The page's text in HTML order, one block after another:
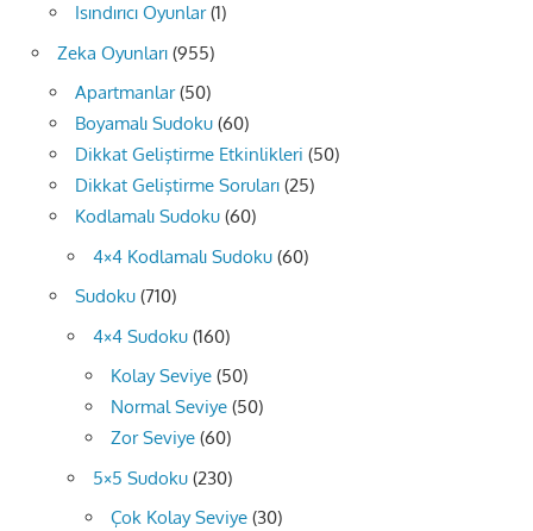
Isındırıcı Oyunlar(1)
Zeka Oyunları (955)
Apartmanlar(50)
Boyamalı Sudoku (60)
Dikkat Geliştirme Etkinlikleri (50)
Dikkat Geliştirme Soruları (25)
Kodlamalı Sudoku (60)
4×4 Kodlamalı Sudoku (60)
Sudoku (710)
4×4 Sudoku (160)
Kolay Seviye (50)
Normal Seviye (50)
Zor Seviye (60)
5×5 Sudoku (230)
Çok Kolay Seviye (30)